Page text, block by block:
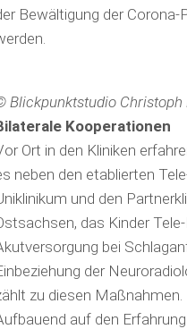
Bewältigung der
Blickpunktstudio Christoph
Kooperationen
Ort in den Kliniken
neben den etablierten
und den
das Kinder
bei
der
zu diesen Maßnahmen.
auf den